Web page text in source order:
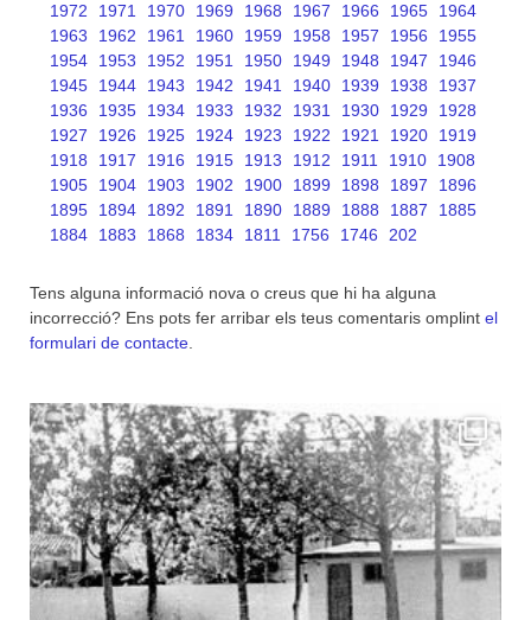
1972
1971 1970 1969 1968 1967 1966 1965
1964
1963
1962 1961 1960 1959 1958 1957 1956
1955
1954
1953 1952 1951 1950 1949 1948 1947
1946
1945
1944 1943 1942 1941 1940 1939 1938
1937
1936
1935 1934 1933 1932 1931 1930 1929
1928
1927
1926 1925 1924 1923 1922 1921 1920
1919
1918
1917 1916 1915 1913 1912 1911 1910
1908
1905
1904 1903 1902 1900 1899 1898 1897
1896
1895
1894 1892 1891 1890 1889 1888 1887
1885
1884
1883 1868 1834 1811 1756 1746 202
Tens alguna informació nova o creus que hi ha alguna
incorrecció? Ens pots fer arribar els teus comentaris omplint el
formulari de contacte.